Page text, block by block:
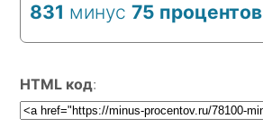
831 минус75 процентов
HTML код: